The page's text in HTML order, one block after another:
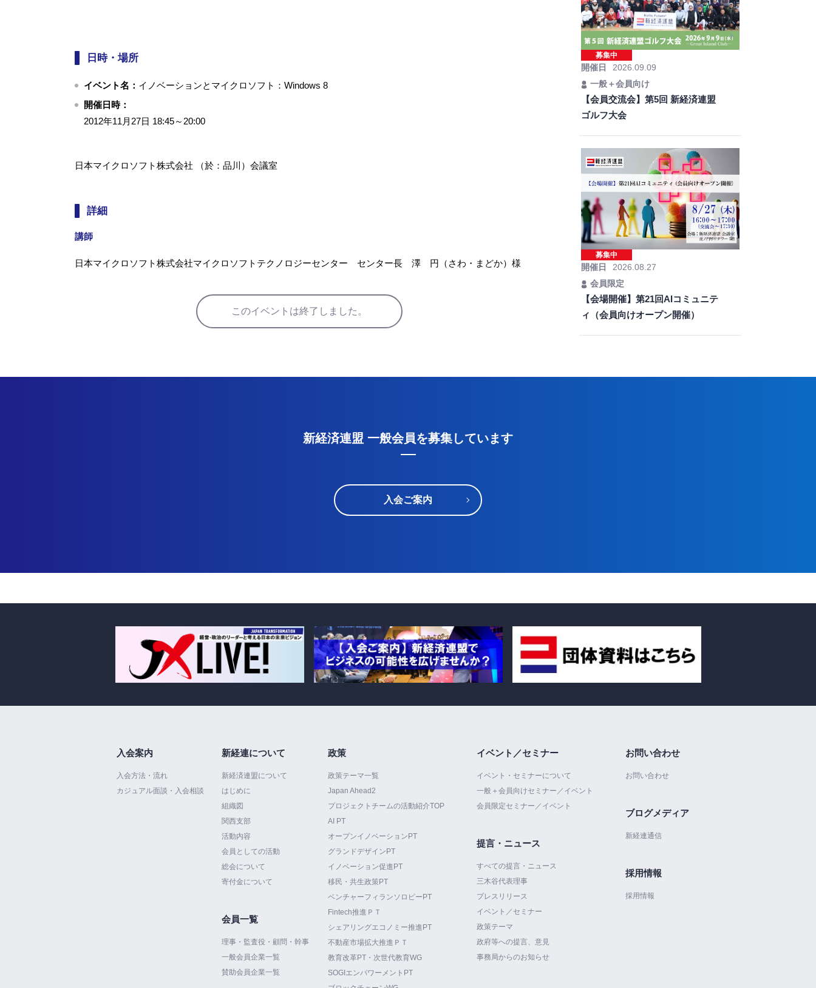
日時・場所
イベント名： イノベーションとマイクロソフト：Windows 8
開催日時：
2012年11月27日 18:45～20:00
日本マイクロソフト株式会社 （於：品川）会議室
詳細
講師
日本マイクロソフト株式会社マイクロソフトテクノロジーセンター センター長 澤 円（さわ・まどか）様
このイベントは終了しました。
募集中
開催日
2026.09.09
一般＋会員向け
【会員交流会】第5回 新経済連盟
ゴルフ大会
募集中
開催日
2026.08.27
会員限定
【会場開催】第21回AIコミュニテ
ィ（会員向けオープン開催）
新経済連盟 一般会員を募集しています
入会ご案内
入会案内
入会方法・流れ
カジュアル面談・入会相談
新経連について
新経済連盟について
はじめに
組織図
関西支部
活動内容
会員としての活動
総会について
寄付金について
会員一覧
理事・監査役・顧問・幹事
一般会員企業一覧
賛助会員企業一覧
政策
政策テーマ一覧
Japan Ahead2
プロジェクトチームの活動紹介TOP
AI PT
オープンイノベーションPT
グランドデザインPT
イノベーション促進PT
移民・共生政策PT
ベンチャーフィランソロピーPT
Fintech推進ＰＴ
シェアリングエコノミー推進PT
不動産市場拡大推進ＰＴ
教育改革PT・次世代教育WG
SOGIエンパワーメントPT
イベント／セミナー
イベント・セミナーについて
一般＋会員向けセミナー／イベント
会員限定セミナー／イベント
提言・ニュース
すべての提言・ニュース
三木谷代表理事
プレスリリース
イベント／セミナー
政策テーマ
政府等への提言、意見
事務局からのお知らせ
お問い合わせ
お問い合わせ
ブログメディア
新経連通信
採用情報
採用情報